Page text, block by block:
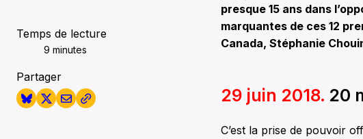
Temps de lecture
9 minutes
Partager
presque 15 ans dans
marquantes de ces 12
Canada, Stéphanie
29 juin 2018. 20
C’est la prise de pouvoir